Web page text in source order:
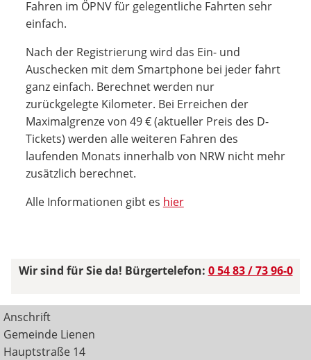
Fahren im ÖPNV für gelegentliche Fahrten sehr
einfach.
Nach der Registrierung wird das Ein- und
Auschecken mit dem Smartphone bei jeder fahrt
ganz einfach. Berechnet werden nur
zurückgelegte Kilometer. Bei Erreichen der
Maximalgrenze von 49 € (aktueller Preis des D-
Tickets) werden alle weiteren Fahren des
laufenden Monats innerhalb von NRW nicht mehr
zusätzlich berechnet.
Alle Informationen gibt es hier
Wir sind für Sie da! Bürgertelefon: 0 54 83 / 73 96-0
Anschrift
Gemeinde Lienen
Hauptstraße 14